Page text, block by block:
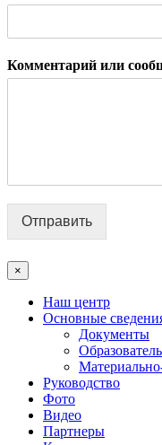
Комментарий или
Отправить
×
Наш центр
Основные
Документы
Руководство
Фото
Видео
Партнеры